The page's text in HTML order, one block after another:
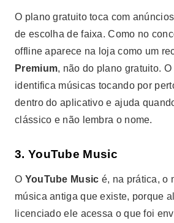
O plano gratuito toca com
de escolha de faixa. Como no
offline aparece na loja como um
Premium, não do plano gratuito.
identifica músicas tocando por
dentro do aplicativo e ajuda
clássico e não lembra o nome.
3. YouTube Music
O YouTube Music é, na prática, o
música antiga que existe, porque
licenciado ele acessa o que foi